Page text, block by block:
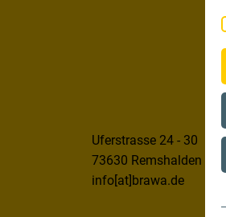
Uferstrasse 24 - 30
73630 Remshalden
info[at]brawa.de